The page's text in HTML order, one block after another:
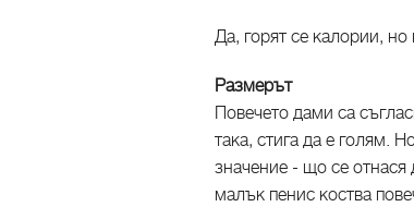
Да, горят се калории,
Размерът
Повечето дами са
така, стига да е голям.
значение - що се отнася
малък пенис коства